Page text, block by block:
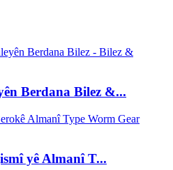
Berdana Bilez &...
yê Almanî T...